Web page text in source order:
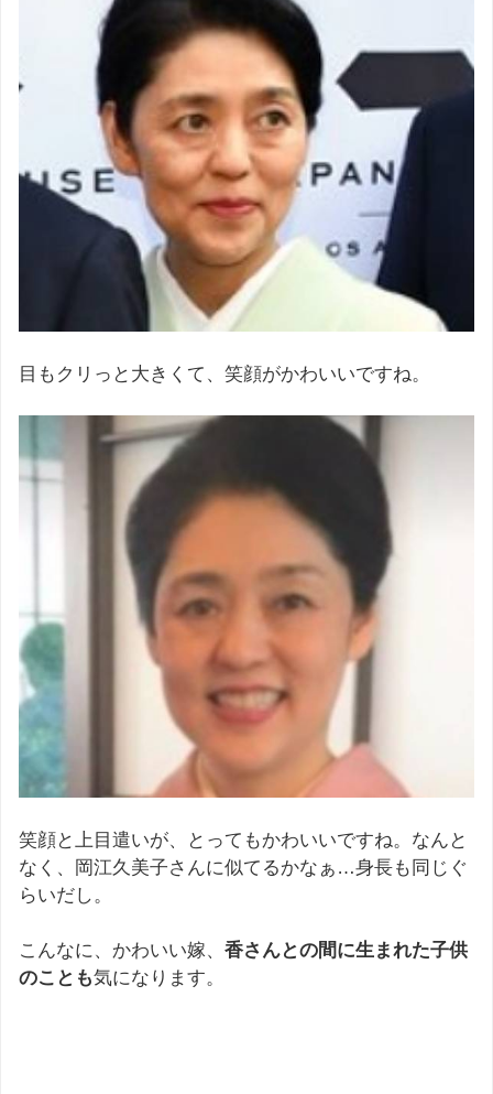
目もクリっと大きくて、笑顔がかわいいですね。
笑顔と上目遣いが、とってもかわいいですね。なんと
なく、岡江久美子さんに似てるかなぁ…身長も同じぐ
らいだし。
こんなに、かわいい嫁、 香さんとの間に生まれた子供
のことも気になります。